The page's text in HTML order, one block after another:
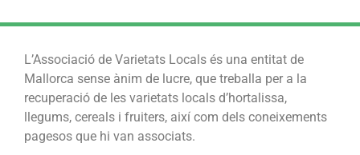
L’Associació de Varietats Locals és una entitat de
Mallorca sense ànim de lucre, que treballa per a la
recuperació de les varietats locals d’hortalissa,
llegums, cereals i fruiters, així com dels coneixements
pagesos que hi van associats.